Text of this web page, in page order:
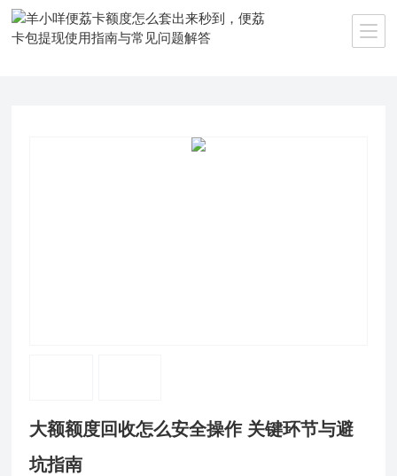
当前位置：
大额额度回收怎么安全操作 关键环节与避
坑指南